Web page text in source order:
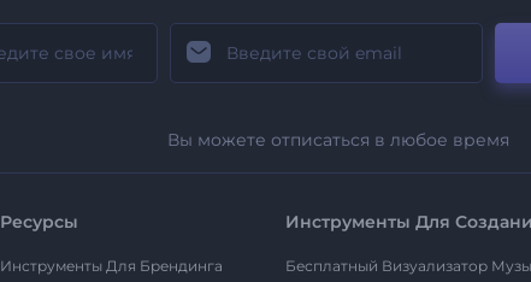
Вы можете отписаться в любое время
Ресурсы
Инструменты Для Брендинга
Инструменты Для
Бесплатный Визуализатор